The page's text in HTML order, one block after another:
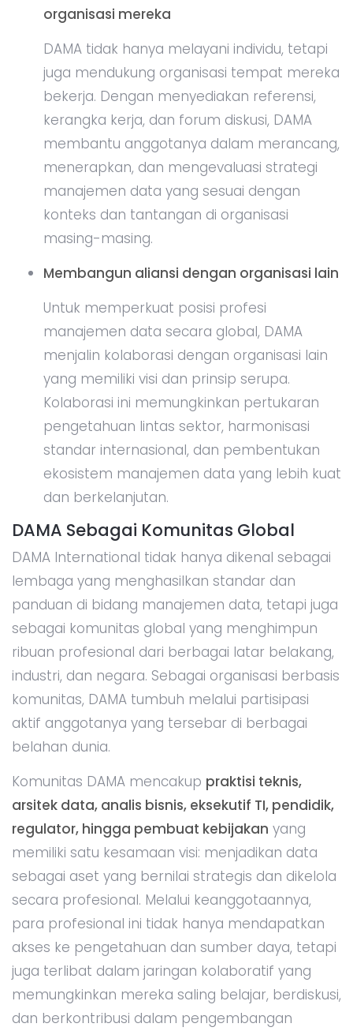
organisasi mereka
DAMA tidak hanya melayani individu, tetapi
juga mendukung organisasi tempat mereka
bekerja. Dengan menyediakan referensi,
kerangka kerja, dan forum diskusi, DAMA
membantu anggotanya dalam merancang,
menerapkan, dan mengevaluasi strategi
manajemen data yang sesuai dengan
konteks dan tantangan di organisasi
masing-masing.
Membangun aliansi dengan organisasi lain
Untuk memperkuat posisi profesi
manajemen data secara global, DAMA
menjalin kolaborasi dengan organisasi lain
yang memiliki visi dan prinsip serupa.
Kolaborasi ini memungkinkan pertukaran
pengetahuan lintas sektor, harmonisasi
standar internasional, dan pembentukan
ekosistem manajemen data yang lebih kuat
dan berkelanjutan.
DAMA Sebagai Komunitas Global
DAMA International tidak hanya dikenal sebagai
lembaga yang menghasilkan standar dan
panduan di bidang manajemen data, tetapi juga
sebagai komunitas global yang menghimpun
ribuan profesional dari berbagai latar belakang,
industri, dan negara. Sebagai organisasi berbasis
komunitas, DAMA tumbuh melalui partisipasi
aktif anggotanya yang tersebar di berbagai
belahan dunia.
Komunitas DAMA mencakup praktisi teknis,
arsitek data, analis bisnis, eksekutif TI, pendidik,
regulator, hingga pembuat kebijakan yang
memiliki satu kesamaan visi: menjadikan data
sebagai aset yang bernilai strategis dan dikelola
secara profesional. Melalui keanggotaannya,
para profesional ini tidak hanya mendapatkan
akses ke pengetahuan dan sumber daya, tetapi
juga terlibat dalam jaringan kolaboratif yang
memungkinkan mereka saling belajar, berdiskusi,
dan berkontribusi dalam pengembangan